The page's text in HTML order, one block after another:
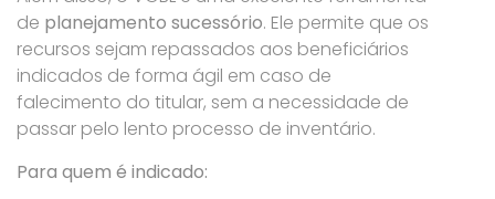
de planejamento sucessório. Ele permite que os
recursos sejam repassados aos beneficiários
indicados de forma ágil em caso de
falecimento do titular, sem a necessidade de
passar pelo lento processo de inventário.
Para quem é indicado: